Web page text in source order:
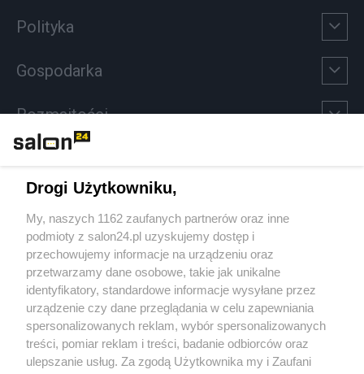
Polityka
Gospodarka
Rozmaitości
Sport
Społeczeństwo
Kultura
X Facebook Instagram Youtube
Drogi Użytkowniku,
My, naszych 1162 zaufanych partnerów oraz inne
podmioty z salon24.pl uzyskujemy dostęp i
przechowujemy informacje na urządzeniu oraz
przetwarzamy dane osobowe, takie jak unikalne
identyfikatory, standardowe informacje wysyłane przez
urządzenie czy dane przeglądania w celu zapewniania
spersonalizowanych reklam, wybór spersonalizowanych
treści, pomiar reklam i treści, badanie odbiorców oraz
ulepszanie usług. Za zgodą Użytkownika my i Zaufani